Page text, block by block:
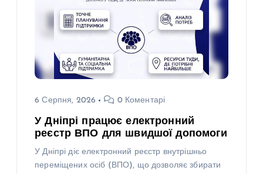
6 Серпня, 2026 0 Коментарі
У Дніпрі працює електронний
реєстр ВПО для швидшої допомоги
У Дніпрі діє електронний реєстр внутрішньо
переміщених осіб (ВПО), що дозволяє збирати